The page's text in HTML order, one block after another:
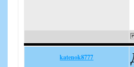
katenok8777